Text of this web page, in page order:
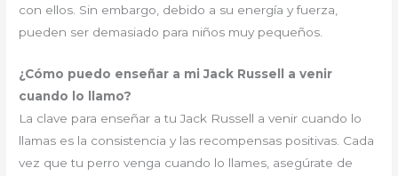
con ellos. Sin embargo, debido a su energía y fuerza,
pueden ser demasiado para niños muy pequeños.
¿Cómo puedo enseñar a mi Jack Russell a venir
cuando lo llamo?
La clave para enseñar a tu Jack Russell a venir cuando lo
llamas es la consistencia y las recompensas positivas. Cada
vez que tu perro venga cuando lo llames, asegúrate de